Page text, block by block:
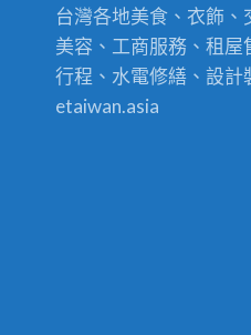
台灣各地美食、衣飾
美容、工商服務、租
行程、水電修繕、設計
etaiwan.asia